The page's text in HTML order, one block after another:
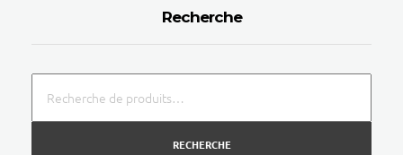
Recherche
RECHERCHE